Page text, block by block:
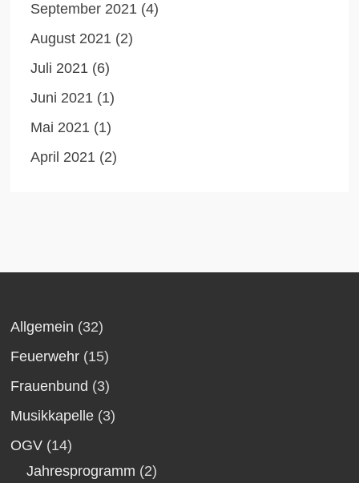
September 2021 (4)
August 2021 (2)
Juli 2021 (6)
Juni 2021 (1)
Mai 2021 (1)
April 2021 (2)
Allgemein (32)
Feuerwehr (15)
Frauenbund (3)
Musikkapelle (3)
OGV (14)
Jahresprogramm (2)